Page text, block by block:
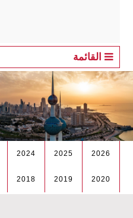
القائمة
2026
2025
2024
2020
2019
2018